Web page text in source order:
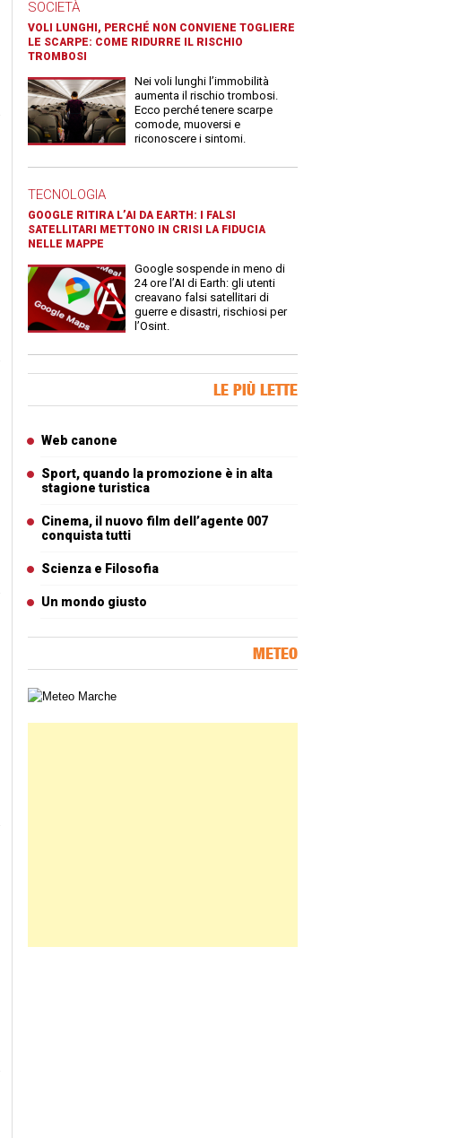
SOCIETÀ
VOLI LUNGHI, PERCHÉ NON CONVIENE TOGLIERE
LE SCARPE: COME RIDURRE IL RISCHIO
TROMBOSI
Nei voli lunghi l’immobilità
aumenta il rischio trombosi.
Ecco perché tenere scarpe
comode, muoversi e
riconoscere i sintomi.
TECNOLOGIA
GOOGLE RITIRA L’AI DA EARTH: I FALSI
SATELLITARI METTONO IN CRISI LA FIDUCIA
NELLE MAPPE
Google sospende in meno di
24 ore l’AI di Earth: gli utenti
creavano falsi satellitari di
guerre e disastri, rischiosi per
l’Osint.
LE PIÙ LETTE
Web canone
Sport, quando la promozione è in alta
stagione turistica
Cinema, il nuovo film dell’agente 007
conquista tutti
Scienza e Filosofia
Un mondo giusto
METEO
Carta meteorologica delle Marche